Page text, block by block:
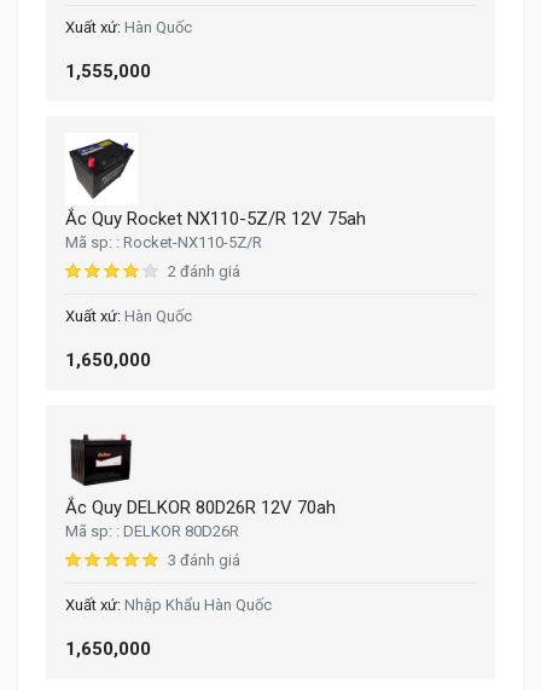
Hàn Quốc
1,555,000
Ắc Quy Rocket NX110-5Z/R 12V 75ah
Rocket-NX110-5Z/R
2 đánh giá
Hàn Quốc
1,650,000
Ắc Quy DELKOR 80D26R 12V 70ah
DELKOR 80D26R
3 đánh giá
Nhập Khẩu Hàn Quốc
1,650,000